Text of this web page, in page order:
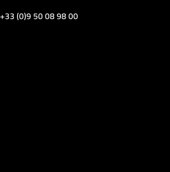
+33 (0)9 50 08 98 00